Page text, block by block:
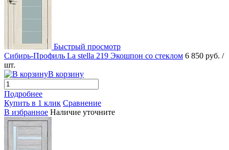
Быстрый просмотр
Сибирь-Профиль La stella 219 Экошпон со стеклом 6 850 руб. /
шт.
В корзину
Подробнее
Купить в 1 клик Сравнение
В избранное Наличие уточните